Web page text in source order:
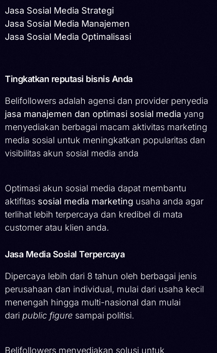
Jasa Sosial Media Strategi
Jasa Sosial Media Manajemen
Jasa Sosial Media Optimalisasi
Tingkatkan reputasi bisnis Anda
Belifollowers adalah agensi dan provider penyedia
jasa manajemen dan optimasi sosial media yang
menyediakan berbagai macam aktivitas marketing
media sosial untuk meningkatkan popularitas dan
visibilitas akun sosial media anda
Optimasi akun sosial media dapat membantu
aktifitas sosial media marketing usaha anda agar
terlihat lebih terpercaya dan kredibel di mata
customer atau klien anda.
Jasa Media Sosial Terpercaya
Dipercaya lebih dari 8 tahun oleh berbagai jenis
perusahaan dan individual, mulai dari usaha kecil
menengah hingga multi-nasional dan mulai
dari public figure sampai politisi.
Belifollowers menyediakan solusi untuk